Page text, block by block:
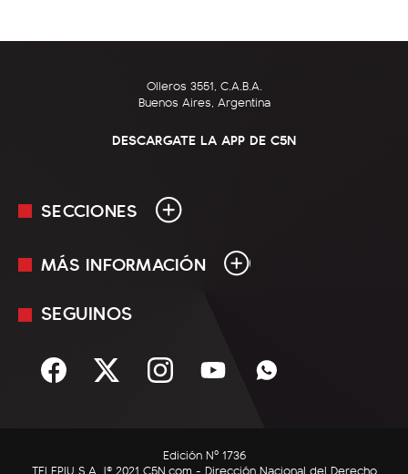
Olleros 3551, C.A.B.A.
Buenos Aires, Argentina
DESCARGATE LA APP DE C5N
SECCIONES
En Vivo
Sociedad
C5N Autos
MÁS INFORMACIÓN
Mediakit
Términos y condiciones
SEGUINOS
Edición Nº 1736
TELEPIU S.A. |© 2021 C5N.com - Dirección Nacional del Derecho